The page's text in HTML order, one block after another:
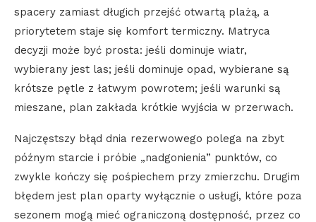
spacery zamiast długich przejść otwartą plażą, a
priorytetem staje się komfort termiczny. Matryca
decyzji może być prosta: jeśli dominuje wiatr,
wybierany jest las; jeśli dominuje opad, wybierane są
krótsze pętle z łatwym powrotem; jeśli warunki są
mieszane, plan zakłada krótkie wyjścia w przerwach.
Najczęstszy błąd dnia rezerwowego polega na zbyt
późnym starcie i próbie „nadgonienia” punktów, co
zwykle kończy się pośpiechem przy zmierzchu. Drugim
błędem jest plan oparty wyłącznie o usługi, które poza
sezonem mogą mieć ograniczoną dostępność, przez co